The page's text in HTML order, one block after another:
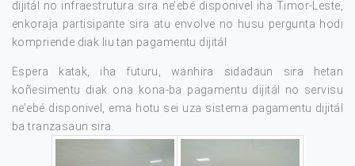
dijitál no infraestrutura sira ne’ebé disponivel iha Timor-Leste,
enkoraja partisipante sira atu envolve no husu pergunta hodi
kompriende diak liu tan pagamentu dijitál
Espera katak, iha futuru, wanhira sidadaun sira hetan
koñesimentu diak ona kona-ba pagamentu dijitál no servisu
ne’ebé disponivel, ema hotu sei uza sistema pagamentu dijitál
ba tranzasaun sira.